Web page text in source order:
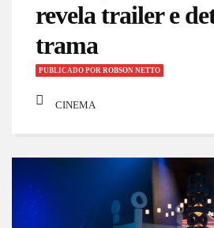
revela trailer e
trama
PUBLICADO POR ROBSON NETTO
CINEMA